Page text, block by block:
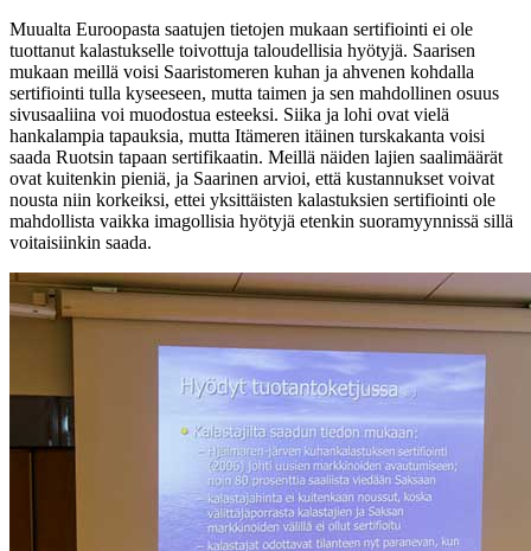
Muualta Euroopasta saatujen tietojen mukaan sertifiointi ei ole
tuottanut kalastukselle toivottuja taloudellisia hyötyjä. Saarisen
mukaan meillä voisi Saaristomeren kuhan ja ahvenen kohdalla
sertifiointi tulla kyseeseen, mutta taimen ja sen mahdollinen osuus
sivusaaliina voi muodostua esteeksi. Siika ja lohi ovat vielä
hankalampia tapauksia, mutta Itämeren itäinen turskakanta voisi
saada Ruotsin tapaan sertifikaatin. Meillä näiden lajien saalimäärät
ovat kuitenkin pieniä, ja Saarinen arvioi, että kustannukset voivat
nousta niin korkeiksi, ettei yksittäisten kalastuksien sertifiointi ole
mahdollista vaikka imagollisia hyötyjä etenkin suoramyynnissä sillä
voitaisiinkin saada.